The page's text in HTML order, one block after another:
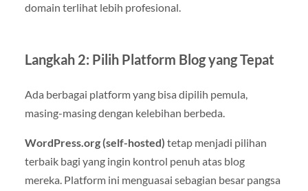
domain terlihat lebih profesional.
Langkah 2: Pilih Platform Blog yang Tepat
Ada berbagai platform yang bisa dipilih pemula,
masing-masing dengan kelebihan berbeda.
WordPress.org (self-hosted) tetap menjadi pilihan
terbaik bagi yang ingin kontrol penuh atas blog
mereka. Platform ini menguasai sebagian besar pangsa